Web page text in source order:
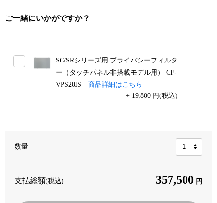
ご一緒にいかがですか？
SC/SRシリーズ用 プライバシーフィルタ
ー（タッチパネル非搭載モデル用） CF-
VPS20JS 商品詳細はこちら
+ 19,800 円(税込)
数量
支払総額(税込) 357,500 円